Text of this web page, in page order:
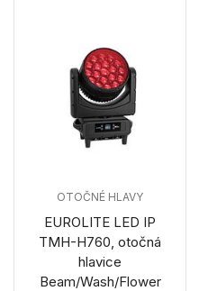
EUROLITE LED IP
TMH-H760, otočná
hlavice
Beam/Wash/Flower
OTOČNÉ HLAVY